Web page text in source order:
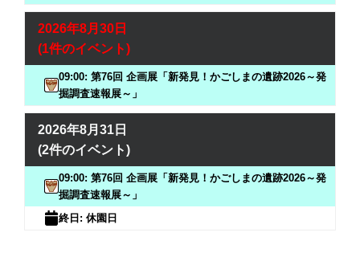
2026年8月30日
(1件のイベント)
09:00: 第76回 企画展「新発見！かごしまの遺跡2026～発
掘調査速報展～」
2026年8月31日
(2件のイベント)
09:00: 第76回 企画展「新発見！かごしまの遺跡2026～発
掘調査速報展～」
終日: 休園日